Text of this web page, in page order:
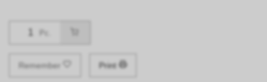
Pc.
Remember Print